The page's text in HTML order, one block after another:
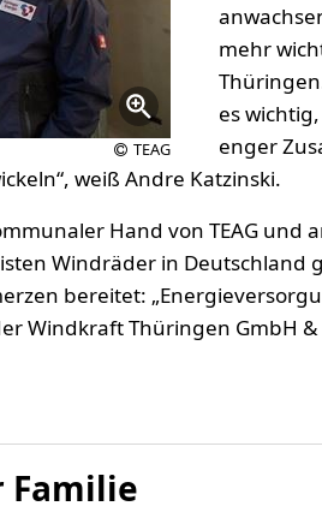
TEAG
mehr
es
enger
weiß Andre Katzinski.
Hand von TEAG und
Windräder in Deutschland
bereitet:
Windkraft Thüringen GmbH &
Familie